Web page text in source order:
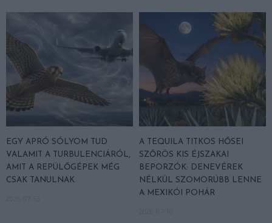
EGY APRÓ SÓLYOM TUD
VALAMIT A TURBULENCIÁRÓL,
AMIT A REPÜLŐGÉPEK MÉG
CSAK TANULNAK
A TEQUILA TITKOS HŐSEI
SZŐRÖS KIS ÉJSZAKAI
BEPORZÓK: DENEVÉREK
NÉLKÜL SZOMORÚBB LENNE
A MEXIKÓI POHÁR